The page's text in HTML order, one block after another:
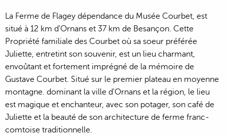
La Ferme de Flagey dépendance du Musée Courbet, est
situé à 12 km d'Ornans et 37 km de Besançon. Cette
Propriété familiale des Courbet où sa soeur préférée
Juliette, entretint son souvenir, est un lieu charmant,
envoûtant et fortement imprégné de la mémoire de
Gustave Courbet. Situé sur le premier plateau en moyenne
montagne. dominant la ville d'Ornans et la région, le lieu
est magique et enchanteur, avec son potager, son café de
Juliette et la beauté de son architecture de ferme franc-
comtoise traditionnelle.